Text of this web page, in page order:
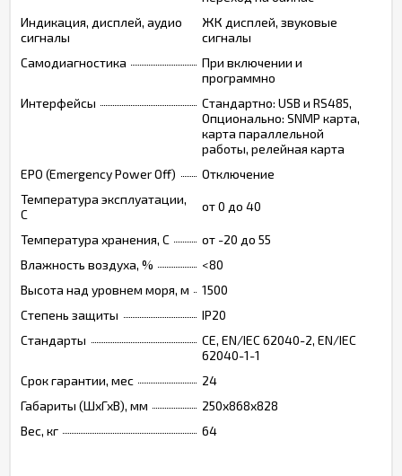
Индикация, дисплей, аудио
сигналы
ЖК дисплей, звуковые
сигналы
Самодиагностика
При включении и
программно
Интерфейсы
Стандартно: USB и RS485,
Опционально: SNMP карта,
карта параллельной
работы, релейная карта
EPO (Emergency Power Off)
Отключение
Температура эксплуатации,
C
от 0 до 40
Температура хранения, C
от -20 до 55
Влажность воздуха, %
<80
Высота над уровнем моря, м
1500
Степень защиты
IP20
Стандарты
CE, EN/IEC 62040-2, EN/IEC
62040-1-1
Срок гарантии, мес
24
Габариты (ШхГхВ), мм
250х868х828
Вес, кг
64